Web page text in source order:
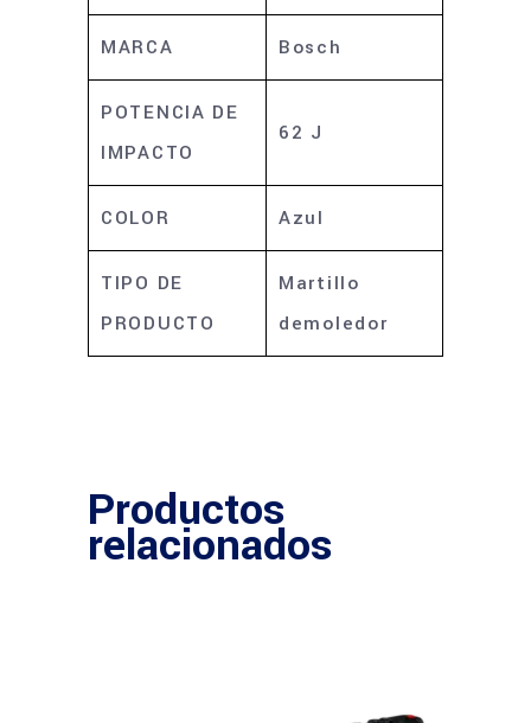
MARCA Bosch
POTENCIA DE
IMPACTO
62 J
COLOR Azul
TIPO DE
PRODUCTO
Martillo
demoledor
Productos
relacionados